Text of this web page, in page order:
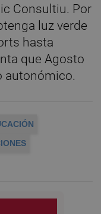
Consultiu. Por
luz verde
hasta
que Agosto
autonómico.